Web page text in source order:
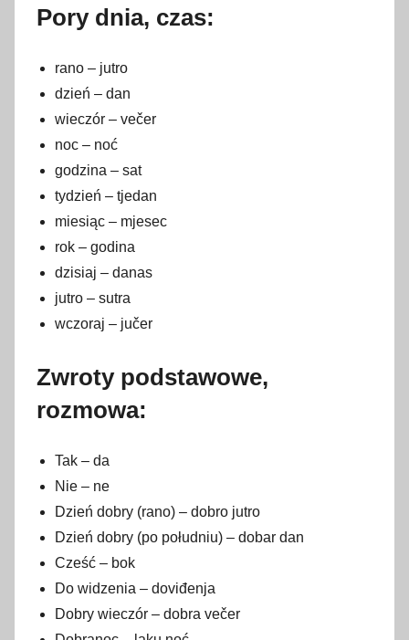
Pory dnia, czas:
rano – jutro
dzień – dan
wieczór – večer
noc – noć
godzina – sat
tydzień – tjedan
miesiąc – mjesec
rok – godina
dzisiaj – danas
jutro – sutra
wczoraj – jučer
Zwroty podstawowe,
rozmowa:
Tak – da
Nie – ne
Dzień dobry (rano) – dobro jutro
Dzień dobry (po południu) – dobar dan
Cześć – bok
Do widzenia – doviđenja
Dobry wieczór – dobra večer